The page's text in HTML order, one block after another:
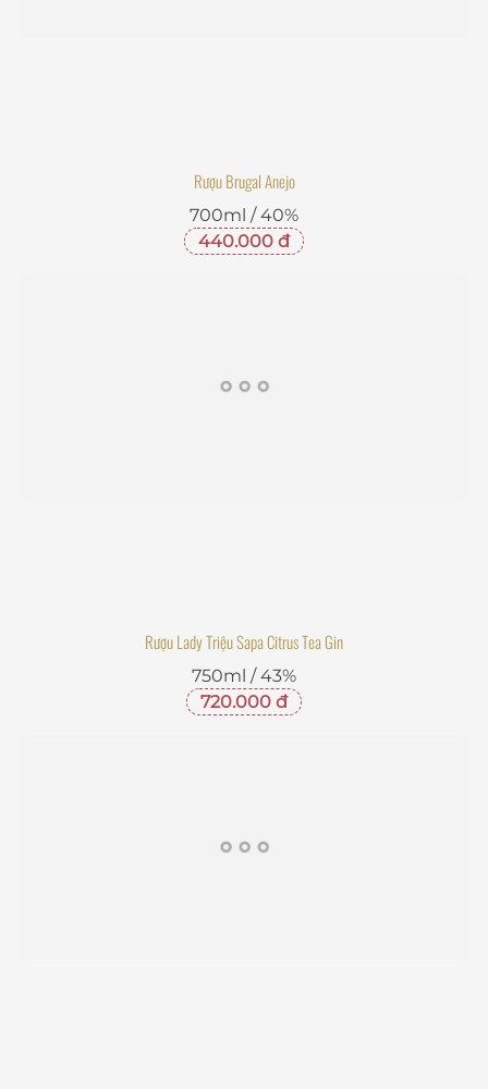
Rượu Brugal Anejo
700ml / 40%
440.000 đ
Rượu Lady Triệu Sapa Citrus Tea Gin
750ml / 43%
720.000 đ